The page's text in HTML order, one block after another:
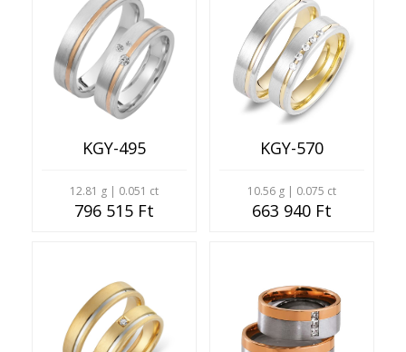
KGY-495
12.81 g | 0.051 ct
796 515 Ft
KGY-570
10.56 g | 0.075 ct
663 940 Ft